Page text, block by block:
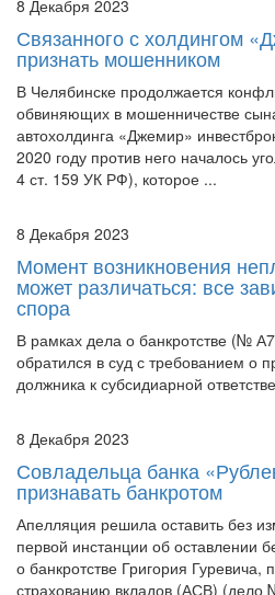
8 Декабря 2023
Связанного с холдингом
признать мошенником
В Челябинске продолжается
обвиняющих в мошенничестве
автохолдинга «Джемир»
2020 году против него началось
4 ст. 159 УК РФ), которое ...
8 Декабря 2023
Момент возникновения
может различаться: все
спора
В рамках дела о банкротстве (№
обратился в суд с требованием о
должника к субсидиарной
8 Декабря 2023
Совладельца банка
признавать банкротом
Апелляция решила оставить без
первой инстанции об оставлении
о банкротстве Григория Гуревича,
страхованию вкладов (АСВ) (дело